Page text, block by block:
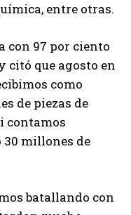
entre otras.
con 97 por ciento
citó que agosto en
como
de piezas de
contamos
30 millones de
batallando con